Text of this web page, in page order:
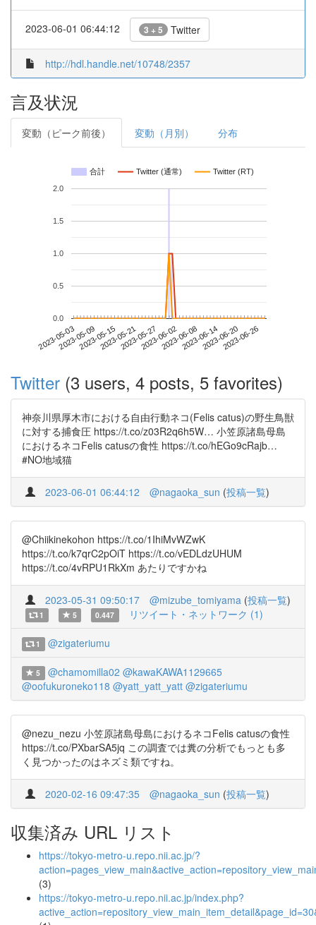
2023-06-01 06:44:12 3 + 5 Twitter
http://hdl.handle.net/10748/2357
言及状況
変動（ピーク前後） 変動（月別） 分布
合計 Twitter (通常) Twitter (RT)
2023-05-032023-05-092023-05-152023-05-212023-05-272023-06-022023-06-082023-06-142023-06-202023-06-26
0.0
0.5
1.0
1.5
2.0
Twitter (3 users, 4 posts, 5 favorites)
神奈川県厚木市における自由行動ネコ(Felis catus)の野生鳥獣
に対する捕食圧 https://t.co/z03R2q6h5W… 小笠原諸島母島
におけるネコFelis catusの食性 https://t.co/hEGo9cRajb…
#NO地域猫
2023-06-01 06:44:12 @nagaoka_sun (投稿一覧)
@Chiikinekohon https://t.co/1IhiMvWZwK
https://t.co/k7qrC2pOiT https://t.co/vEDLdzUHUM
https://t.co/4vRPU1RkXm あたりですかね
2023-05-31 09:50:17 @mizube_tomiyama (投稿一覧)
1 5 0.447 リツイート・ネットワーク (1)
1 @zigateriumu
5 @chamomilla02 @kawaKAWA1129665
@oofukuroneko118 @yatt_yatt_yatt @zigateriumu
@nezu_nezu 小笠原諸島母島におけるネコFelis catusの食性
https://t.co/PXbarSA5jq この調査では糞の分析でもっとも多
く見つかったのはネズミ類ですね。
2020-02-16 09:47:35 @nagaoka_sun (投稿一覧)
収集済み URL リスト
https://tokyo-metro-u.repo.nii.ac.jp/?
(3)
https://tokyo-metro-u.repo.nii.ac.jp/index.php?